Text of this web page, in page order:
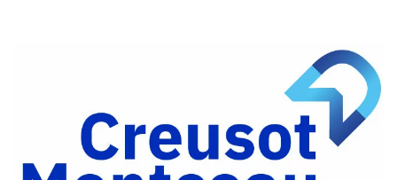
Facebook
Partager
Twitter
Partager
par